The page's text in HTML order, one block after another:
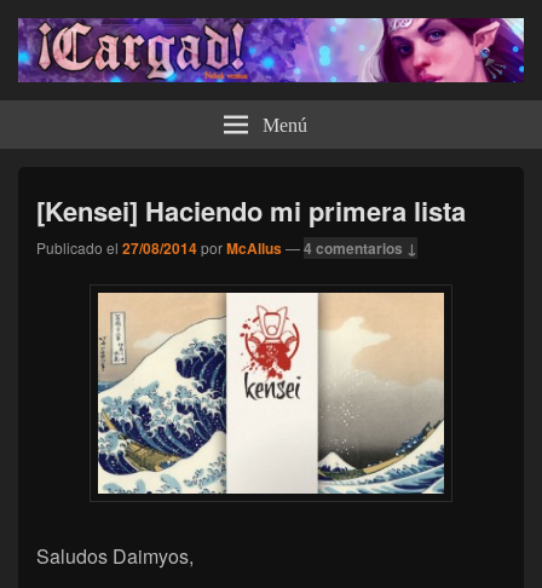
¡Cargad! Menú
[Kensei] Haciendo mi primera lista
Publicado el 27/08/2014porMcAllus—4 comentarios ↓
Saludos Daimyos,